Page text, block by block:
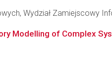
Wydział Zamiejscowy
Modelling of Complex